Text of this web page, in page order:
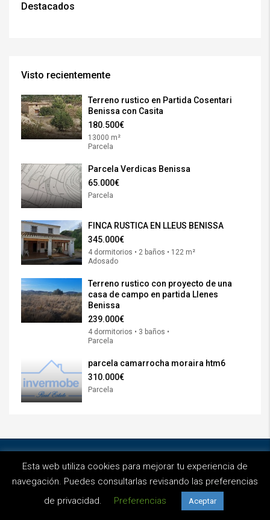
Destacados
Visto recientemente
Terreno rustico en Partida Cosentari
Benissa con Casita
180.500€
13000 m²
Parcela
Parcela Verdicas Benissa
65.000€
Parcela
FINCA RUSTICA EN LLEUS BENISSA
345.000€
4 dormitorios • 2 baños • 122 m²
Adosado
Terreno rustico con proyecto de una
casa de campo en partida Llenes
Benissa
239.000€
4 dormitorios • 3 baños •
Parcela
parcela camarrocha moraira htm6
310.000€
Parcela
Privacidad Aviso Legal Cookies
Síguenos
Esta web utiliza cookies para mejorar tu experiencia de
navegación. Puedes consultarlas revisando las preferencias
de privacidad.
Preferencias Aceptar